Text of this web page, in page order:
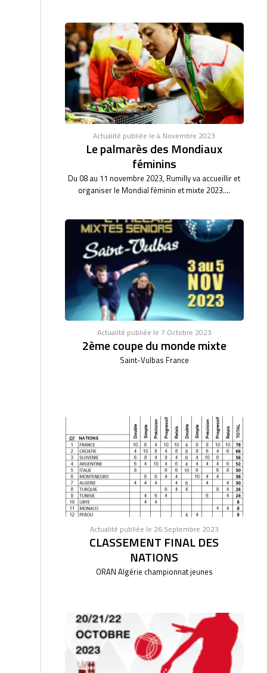
Actualité publiée le 4 Novembre 2023
Le palmarès des Mondiaux
féminins
Du 08 au 11 novembre 2023, Rumilly va accueillir et
organiser le Mondial féminin et mixte 2023....
Actualité publiée le 7 Octobre 2023
2ème coupe du monde mixte
Saint-Vulbas France
Actualité publiée le 26 Septembre 2023
CLASSEMENT FINAL DES
NATIONS
ORAN Algérie championnat jeunes